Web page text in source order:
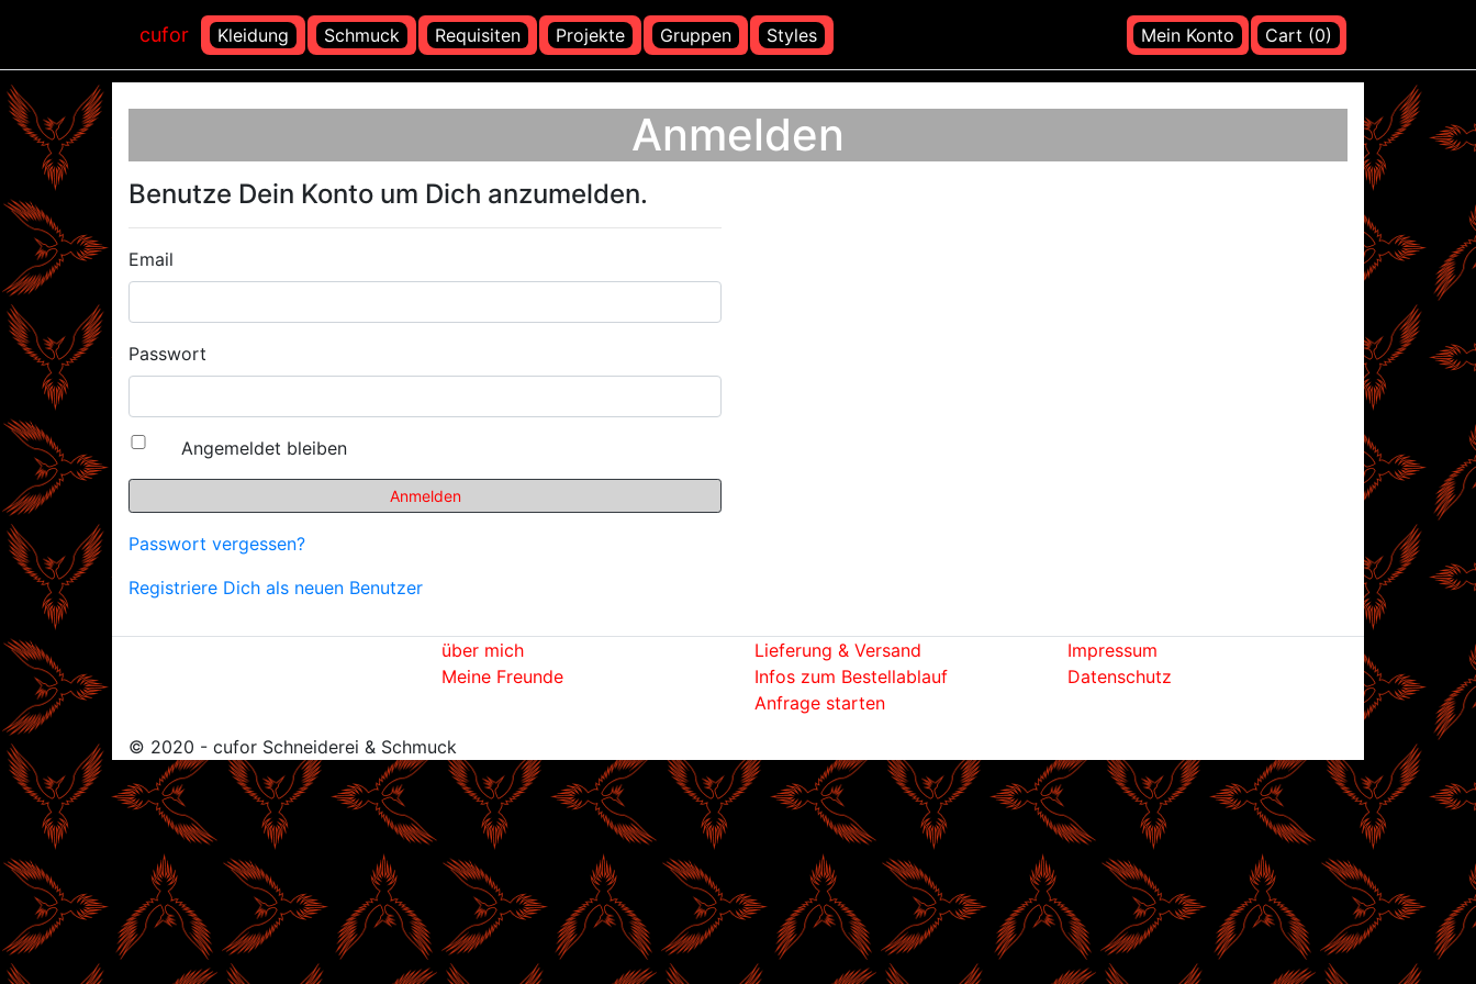
cufor Kleidung Schmuck Requisiten Projekte Gruppen Styles Mein Konto Cart (0)
Anmelden
Benutze Dein Konto um Dich anzumelden.
Email
Passwort
Angemeldet bleiben
Anmelden
Passwort vergessen?
Registriere Dich als neuen Benutzer
über mich
Meine Freunde
Lieferung & Versand
Infos zum Bestellablauf
Anfrage starten
Impressum
Datenschutz
© 2020 - cufor Schneiderei & Schmuck